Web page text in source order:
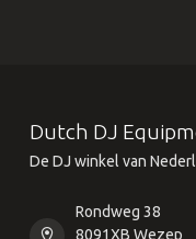
Dutch DJ
De DJ winkel van
Rondweg 38
8091XB Wezep